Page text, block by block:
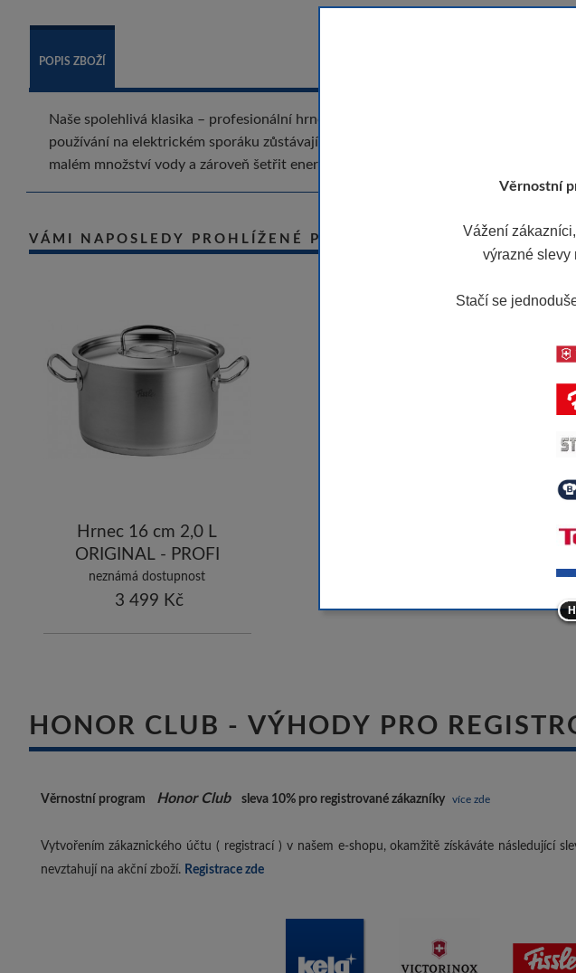
POPIS ZBOŽÍ
Naše spolehlivá klasika – profesionální hrnec z mimořádně robustní nerezové
používání na elektrickém sporáku zůstávají chladné. Vhodné k mytí v myčce
malém množství vody a zároveň šetřit energii. - Fissler
VÁMI NAPOSLEDY PROHLÍŽENÉ PRODUKTY
Hrnec 16 cm 2,0 L
ORIGINAL - PROFI
COLLECTION
neznámá dostupnost
3 499 Kč
HONOR CLUB - VÝHODY PRO
Věrnostní program Honor Club sleva 10% pro registrované zákazníky více zde
Vytvořením zákaznického účtu ( registrací ) v našem e-shopu, okamžitě získáváte následující
nevztahují na akční zboží. Registrace zde
Věrnostní
Vážení
výrazné slevy
Stačí se